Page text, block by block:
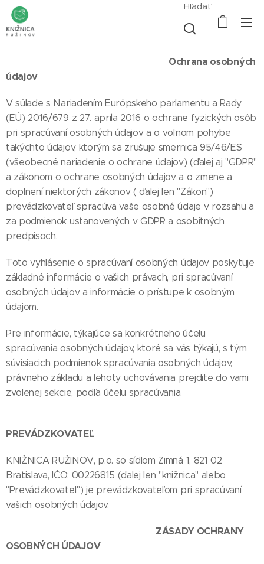
Hľadať
Ochrana osobných
údajov
V súlade s Nariadením Európskeho parlamentu a Rady
(EÚ) 2016/679 z 27. apríla 2016 o ochrane fyzických osôb
pri spracúvaní osobných údajov a o voľnom pohybe
takýchto údajov, ktorým sa zrušuje smernica 95/46/ES
(všeobecné nariadenie o ochrane údajov) (ďalej aj "GDPR"
a zákonom o ochrane osobných údajov a o zmene a
doplnení niektorých zákonov ( ďalej len "Zákon")
prevádzkovateľ spracúva vaše osobné údaje v rozsahu a
za podmienok ustanovených v GDPR a osobitných
predpisoch.
Toto vyhlásenie o spracúvaní osobných údajov poskytuje
základné informácie o vašich právach, pri spracúvaní
osobných údajov a informácie o prístupe k osobným
údajom.
Pre informácie, týkajúce sa konkrétneho účelu
spracúvania osobných údajov, ktoré sa vás týkajú, s tým
súvisiacich podmienok spracúvania osobných údajov,
právneho základu a lehoty uchovávania prejdite do vami
zvolenej sekcie, podľa účelu spracúvania.
PREVÁDZKOVATEĽ
KNIŽNICA RUŽINOV, p.o. so sídlom Zimná 1, 821 02
Bratislava, IČO: 00226815 (ďalej len "knižnica" alebo
"Prevádzkovateľ") je prevádzkovateľom pri spracúvaní
vašich osobných údajov.
ZÁSADY OCHRANY
OSOBNÝCH ÚDAJOV